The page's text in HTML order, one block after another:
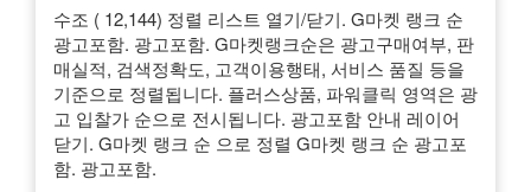
수조 ( 12,144) 정렬 리스트 열기/닫기. G마켓 랭크 순
광고포함. 광고포함. G마켓랭크순은 광고구매여부, 판
매실적, 검색정확도, 고객이용행태, 서비스 품질 등을
기준으로 정렬됩니다. 플러스상품, 파워클릭 영역은 광
고 입찰가 순으로 전시됩니다. 광고포함 안내 레이어
닫기. G마켓 랭크 순 으로 정렬 G마켓 랭크 순 광고포
함. 광고포함.